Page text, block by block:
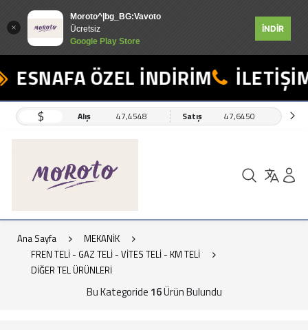
Moroto^|bg_BG:Vavoto
Ücretsiz
Google Play Store
İNDİR
ÖZEL İNDİRİM
$ Alış 47,4548 Satış 47,6450
Ana Sayfa
MEKANİK
FREN TELİ - GAZ TELİ - VİTES TELİ - KM TELİ
DİĞER TEL ÜRÜNLERİ
Bu Kategoride 16Ürün Bulundu